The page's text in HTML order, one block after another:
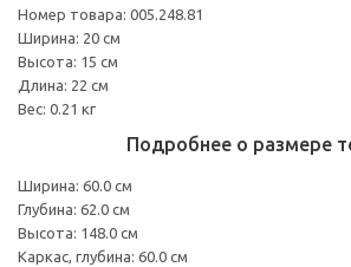
Номер товара: 005.248.81
Ширина: 20 см
Высота: 15 см
Длина: 22 см
Вес: 0.21 кг
Подробнее о размере
Ширина: 60.0 см
Глубина: 62.0 см
Высота: 148.0 см
Каркас, глубина: 60.0 см